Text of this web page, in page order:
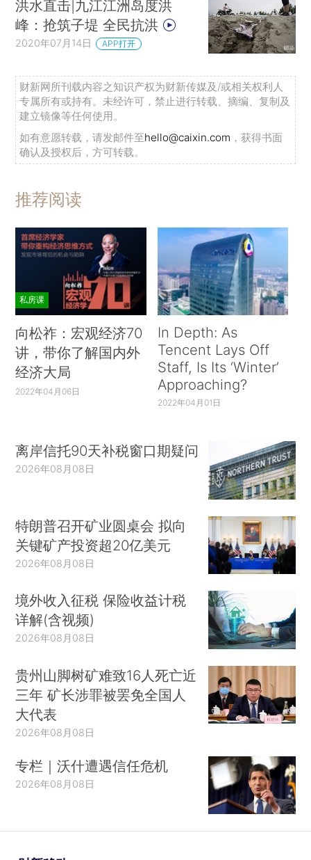
洪水直击|九江江洲岛度洪
峰：抢筑子堤 全民抗洪
2020年07月14日 APP打开
财新网所刊载内容之知识产权为财新传媒及/或相关权利人
专属所有或持有。未经许可，禁止进行转载、摘编、复制及
建立镜像等任何使用。
如有意愿转载，请发邮件至hello@caixin.com ，获得书面
确认及授权后，方可转载。
推荐阅读
私房课
向松祚：宏观经济70
讲，带你了解国内外
经济大局
2022年04月06日
In Depth: As
Tencent Lays Off
Staff, Is Its ‘Winter’
Approaching?
2022年04月01日
离岸信托90天补税窗口期疑问
2026年08月08日
特朗普召开矿业圆桌会 拟向
关键矿产投资超20亿美元
2026年08月08日
境外收入征税 保险收益计税
详解(含视频)
2026年08月08日
贵州山脚树矿难致16人死亡近
三年 矿长涉罪被罢免全国人
大代表
2026年08月08日
专栏｜沃什遭遇信任危机
2026年08月08日